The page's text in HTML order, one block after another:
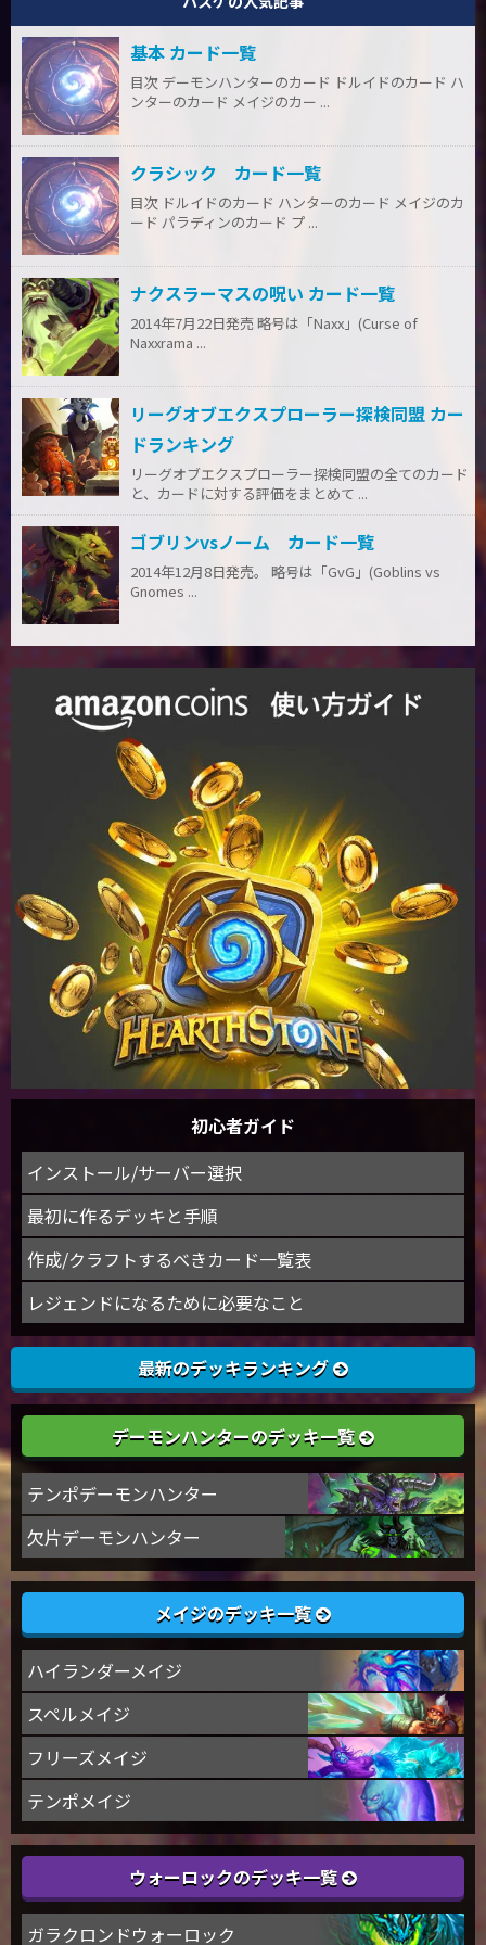
基本 カード一覧
目次 デーモンハンターのカード ドルイドのカード ハ
ンターのカード メイジのカー ...
クラシック カード一覧
目次 ドルイドのカード ハンターのカード メイジのカ
ード パラディンのカード プ ...
ナクスラーマスの呪い カード一覧
2014年7月22日発売 略号は「Naxx」(Curse of
Naxxrama ...
リーグオブエクスプローラー探検同盟 カー
ドランキング
リーグオブエクスプローラー探検同盟の全てのカード
と、カードに対する評価をまとめて ...
ゴブリンvsノーム カード一覧
2014年12月8日発売。 略号は「GvG」(Goblins vs
Gnomes ...
初心者ガイド
インストール/サーバー選択
最初に作るデッキと手順
作成/クラフトするべきカード一覧表
レジェンドになるために必要なこと
最新のデッキランキング
デーモンハンターのデッキ一覧
テンポデーモンハンター
欠片デーモンハンター
メイジのデッキ一覧
ハイランダーメイジ
スペルメイジ
フリーズメイジ
テンポメイジ
ウォーロックのデッキ一覧
ガラクロンドウォーロック